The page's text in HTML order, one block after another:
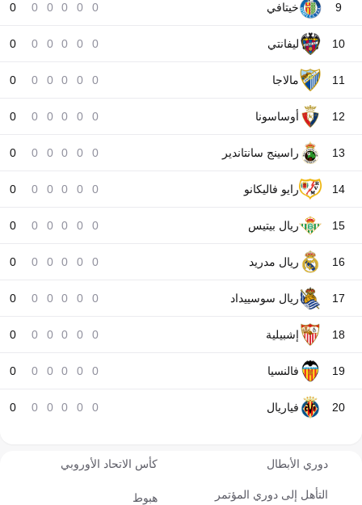
9 خيتافي 0
0
0
0
0
0
10 ليفانتي 0
0
0
0
0
0
11 مالاجا 0
0
0
0
0
0
12 أوساسونا 0
0
0
0
0
0
13 راسينج سانتاندير 0
0
0
0
0
0
14 رايو فاليكانو 0
0
0
0
0
0
15 ريال بيتيس 0
0
0
0
0
0
16 ريال مدريد 0
0
0
0
0
0
17 ريال سوسييداد 0
0
0
0
0
0
18 إشبيلية 0
0
0
0
0
0
19 فالنسيا 0
0
0
0
0
0
20 فياريال 0
0
0
0
0
0
دوري الأبطال كأس الاتحاد الأوروبي
التأهل إلى دوري المؤتمر
هبوط